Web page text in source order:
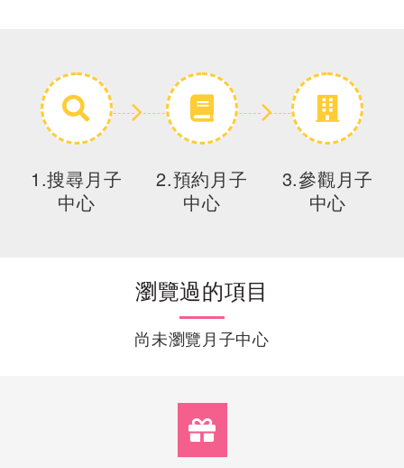
1.搜尋月子
中心
2.預約月子
中心
3.參觀月子
中心
瀏覽過的項目
尚未瀏覽月子中心